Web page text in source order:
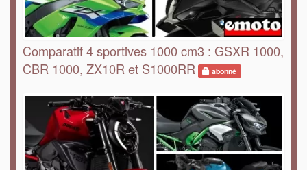
Comparatif 4 sportives 1000 cm3 : GSXR 1000,
CBR 1000, ZX10R et S1000RR
abonné